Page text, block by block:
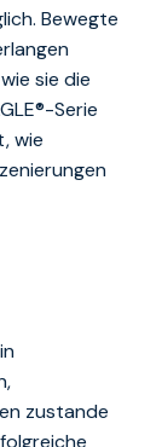
Bewegte
sie die
Serie
wie
zustande